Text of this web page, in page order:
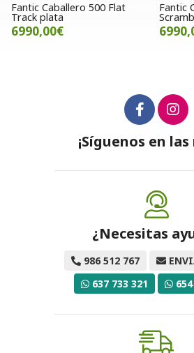
Fantic Caballero 500
Scrambler roja
6990,00€
Verde
¡Síguenos en
¿Necesitas
986 512 767
637 733 321